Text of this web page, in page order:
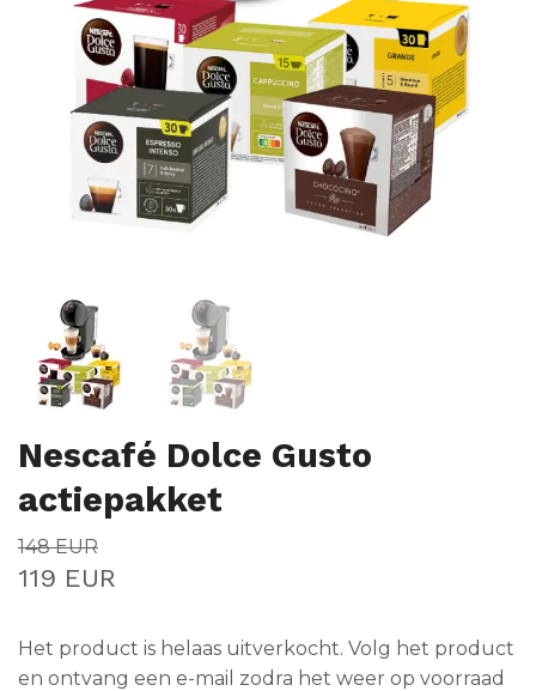
Nescafé Dolce Gusto
actiepakket
148 EUR
119 EUR
Het product is helaas uitverkocht. Volg het product
en ontvang een e-mail zodra het weer op voorraad